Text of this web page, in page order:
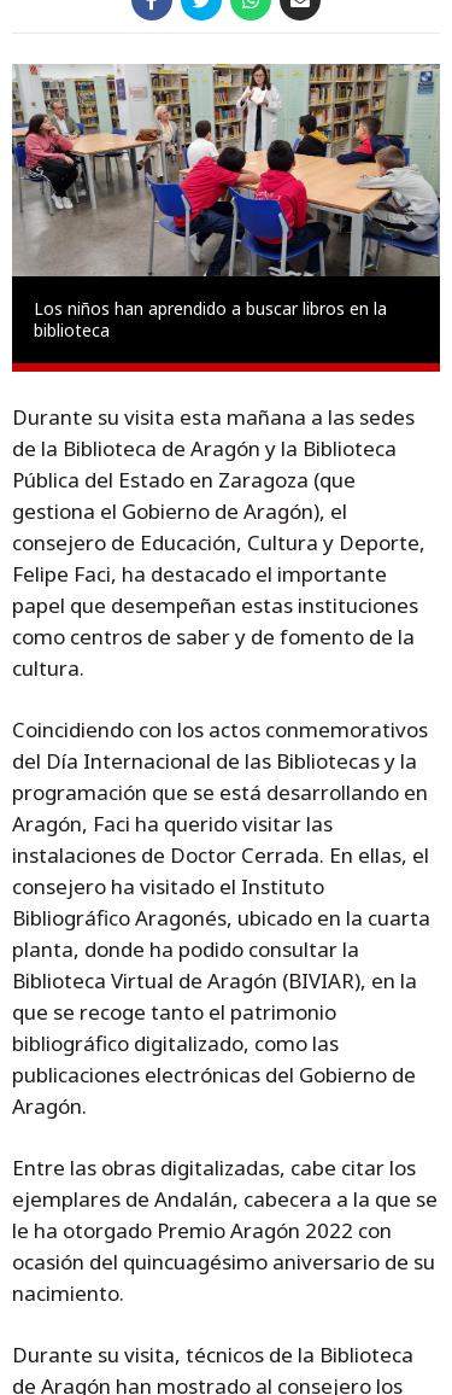
Los niños han aprendido a buscar libros en la
biblioteca
Durante su visita esta mañana a las sedes
de la Biblioteca de Aragón y la Biblioteca
Pública del Estado en Zaragoza (que
gestiona el Gobierno de Aragón), el
consejero de Educación, Cultura y Deporte,
Felipe Faci, ha destacado el importante
papel que desempeñan estas instituciones
como centros de saber y de fomento de la
cultura.
Coincidiendo con los actos conmemorativos
del Día Internacional de las Bibliotecas y la
programación que se está desarrollando en
Aragón, Faci ha querido visitar las
instalaciones de Doctor Cerrada. En ellas, el
consejero ha visitado el Instituto
Bibliográfico Aragonés, ubicado en la cuarta
planta, donde ha podido consultar la
Biblioteca Virtual de Aragón (BIVIAR), en la
que se recoge tanto el patrimonio
bibliográfico digitalizado, como las
publicaciones electrónicas del Gobierno de
Aragón.
Entre las obras digitalizadas, cabe citar los
ejemplares de Andalán, cabecera a la que se
le ha otorgado Premio Aragón 2022 con
ocasión del quincuagésimo aniversario de su
nacimiento.
Durante su visita, técnicos de la Biblioteca
de Aragón han mostrado al consejero los